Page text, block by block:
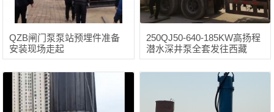
QZB闸门泵泵站预埋件准备
安装现场走起
250QJ50-640-185KW高扬程
潜水深井泵全套发往西藏